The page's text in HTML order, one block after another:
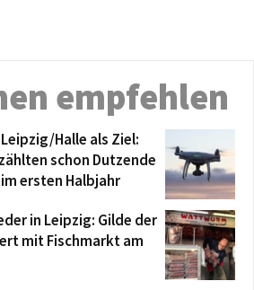
empfehlen
Halle als Ziel:
schon Dutzende
ersten Halbjahr
in Leipzig: Gilde der
mit Fischmarkt am